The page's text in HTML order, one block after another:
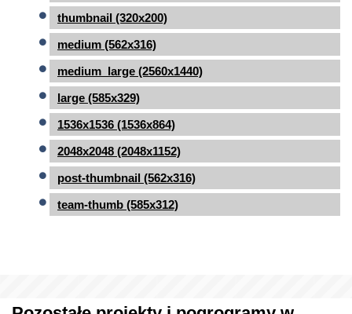
thumbnail (320x200)
medium (562x316)
medium_large (2560x1440)
large (585x329)
1536x1536 (1536x864)
2048x2048 (2048x1152)
post-thumbnail (562x316)
team-thumb (585x312)